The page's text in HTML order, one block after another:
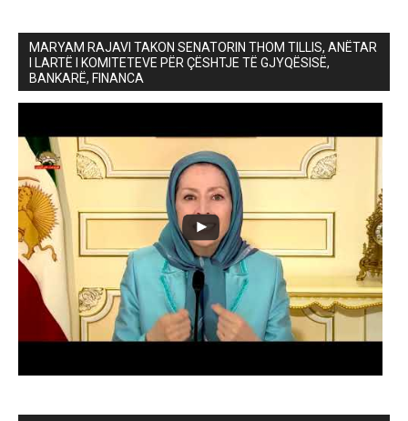
MARYAM RAJAVI TAKON SENATORIN THOM TILLIS, ANËTAR
I LARTË I KOMITETEVE PËR ÇËSHTJE TË GJYQËSISË,
BANKARË, FINANCA